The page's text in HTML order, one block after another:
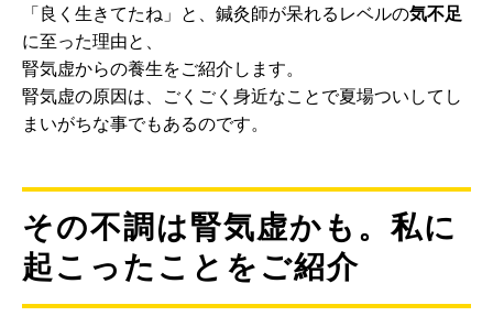
「良く生きてたね」と、鍼灸師が呆れるレベルの気不足
に至った理由と、
腎気虚からの養生をご紹介します。
腎気虚の原因は、ごくごく身近なことで夏場ついしてし
まいがちな事でもあるのです。
その不調は腎気虚かも。私に
起こったことをご紹介